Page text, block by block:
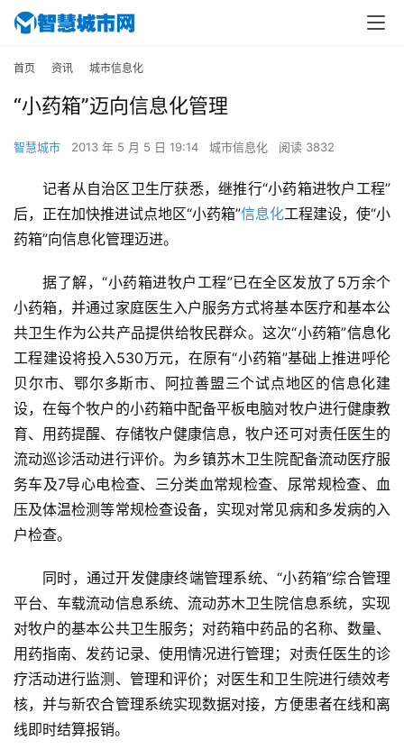
首页 资讯 城市信息化
“小药箱”迈向信息化管理
智慧城市 2013 年 5 月 5 日 19:14 城市信息化 阅读 3832
记者从自治区卫生厅获悉，继推行“小药箱进牧户工程”
后，正在加快推进试点地区“小药箱”信息化工程建设，使“小
药箱”向信息化管理迈进。
据了解，“小药箱进牧户工程”已在全区发放了5万余个
小药箱，并通过家庭医生入户服务方式将基本医疗和基本公
共卫生作为公共产品提供给牧民群众。这次“小药箱”信息化
工程建设将投入530万元，在原有“小药箱”基础上推进呼伦
贝尔市、鄂尔多斯市、阿拉善盟三个试点地区的信息化建
设，在每个牧户的小药箱中配备平板电脑对牧户进行健康教
育、用药提醒、存储牧户健康信息，牧户还可对责任医生的
流动巡诊活动进行评价。为乡镇苏木卫生院配备流动医疗服
务车及7导心电检查、三分类血常规检查、尿常规检查、血
压及体温检测等常规检查设备，实现对常见病和多发病的入
户检查。
同时，通过开发健康终端管理系统、“小药箱”综合管理
平台、车载流动信息系统、流动苏木卫生院信息系统，实现
对牧户的基本公共卫生服务；对药箱中药品的名称、数量、
用药指南、发药记录、使用情况进行管理；对责任医生的诊
疗活动进行监测、管理和评价；对医生和卫生院进行绩效考
核，并与新农合管理系统实现数据对接，方便患者在线和离
线即时结算报销。